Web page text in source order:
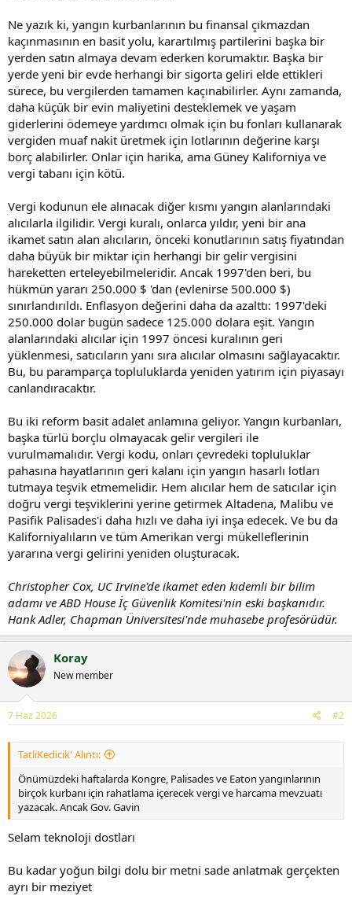
Ne yazık ki, yangın kurbanlarının bu finansal çıkmazdan
kaçınmasının en basit yolu, karartılmış partilerini başka bir
yerden satın almaya devam ederken korumaktır. Başka bir
yerde yeni bir evde herhangi bir sigorta geliri elde ettikleri
sürece, bu vergilerden tamamen kaçınabilirler. Aynı zamanda,
daha küçük bir evin maliyetini desteklemek ve yaşam
giderlerini ödemeye yardımcı olmak için bu fonları kullanarak
vergiden muaf nakit üretmek için lotlarının değerine karşı
borç alabilirler. Onlar için harika, ama Güney Kaliforniya ve
vergi tabanı için kötü.
Vergi kodunun ele alınacak diğer kısmı yangın alanlarındaki
alıcılarla ilgilidir. Vergi kuralı, onlarca yıldır, yeni bir ana
ikamet satın alan alıcıların, önceki konutlarının satış fiyatından
daha büyük bir miktar için herhangi bir gelir vergisini
hareketten erteleyebilmeleridir. Ancak 1997'den beri, bu
hükmün yararı 250.000 $ 'dan (evlenirse 500.000 $)
sınırlandırıldı. Enflasyon değerini daha da azalttı: 1997'deki
250.000 dolar bugün sadece 125.000 dolara eşit. Yangın
alanlarındaki alıcılar için 1997 öncesi kuralının geri
yüklenmesi, satıcıların yanı sıra alıcılar olmasını sağlayacaktır.
Bu, bu paramparça topluluklarda yeniden yatırım için piyasayı
canlandıracaktır.
Bu iki reform basit adalet anlamına geliyor. Yangın kurbanları,
başka türlü borçlu olmayacak gelir vergileri ile
vurulmamalıdır. Vergi kodu, onları çevredeki topluluklar
pahasına hayatlarının geri kalanı için yangın hasarlı lotları
tutmaya teşvik etmemelidir. Hem alıcılar hem de satıcılar için
doğru vergi teşviklerini yerine getirmek Altadena, Malibu ve
Pasifik Palisades'i daha hızlı ve daha iyi inşa edecek. Ve bu da
Kaliforniyalıların ve tüm Amerikan vergi mükelleflerinin
yararına vergi gelirini yeniden oluşturacak.
Christopher Cox, UC Irvine'de ikamet eden kıdemli bir bilim
adamı ve ABD House İç Güvenlik Komitesi'nin eski başkanıdır.
Hank Adler, Chapman Üniversitesi'nde muhasebe profesörüdür.
Koray
New member
7 Haz 2026 #2
TatliKedicik' Alıntı:
Önümüzdeki haftalarda Kongre, Palisades ve Eaton yangınlarının
birçok kurbanı için rahatlama içerecek vergi ve harcama mevzuatı
yazacak. Ancak Gov. Gavin
Selam teknoloji dostları
Bu kadar yoğun bilgi dolu bir metni sade anlatmak gerçekten
ayrı bir meziyet